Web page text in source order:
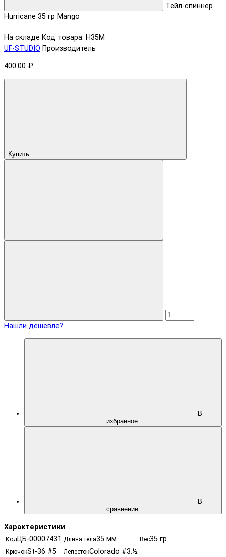
Тейл-спиннер
Hurricane 35 гр Mango
На складе Код товара: H35M
UF-STUDIO Производитель
400.00 ₽
Купить
Нашли дешевле?
В
избранное
В
сравнение
Характеристики
КодЦБ-00007431 Длина тела35 мм Вес35 гр
КрючокSt-36 #5 ЛепестокColorado #3.½